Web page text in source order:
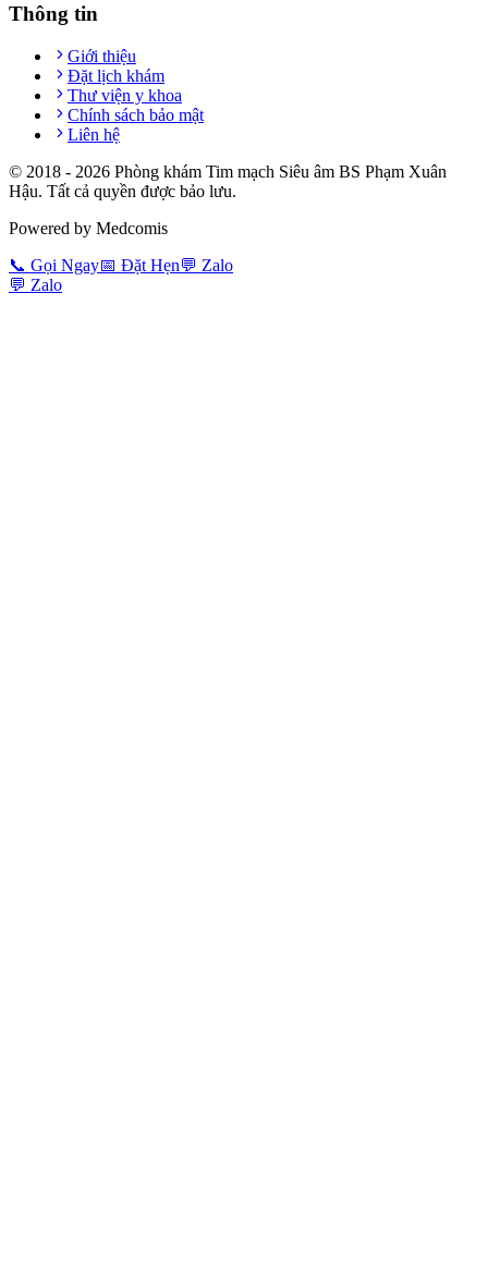
Thông tin
Giới thiệu
Đặt lịch khám
Thư viện y khoa
Chính sách bảo mật
Liên hệ
© 2018 - 2026 Phòng khám Tim mạch Siêu âm BS Phạm Xuân
Hậu. Tất cả quyền được bảo lưu.
Powered by Medcomis
📞 Gọi Ngay📅 Đặt Hẹn💬 Zalo
💬 Zalo